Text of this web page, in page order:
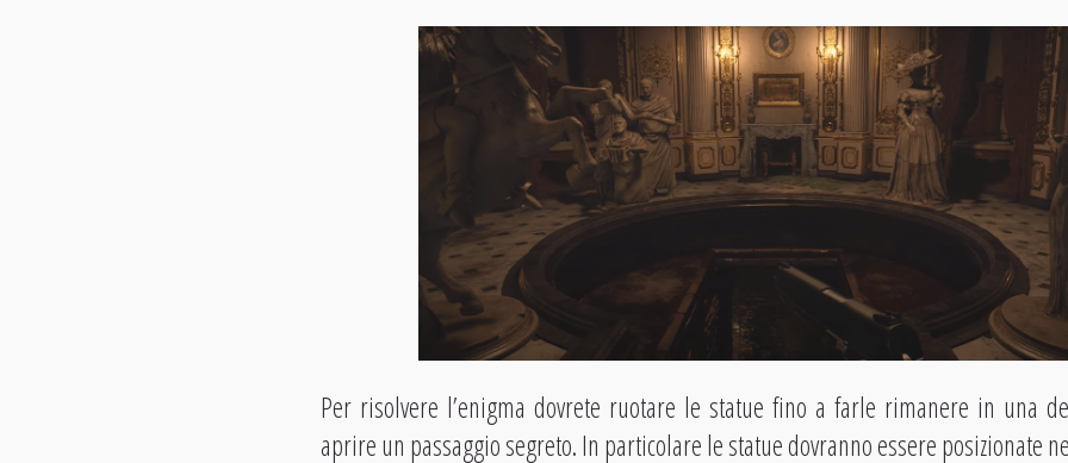
Per risolvere l’enigma dovrete ruotare le statue fino a farle rimanere in una
aprire un passaggio segreto. In particolare le statue dovranno essere posizionate